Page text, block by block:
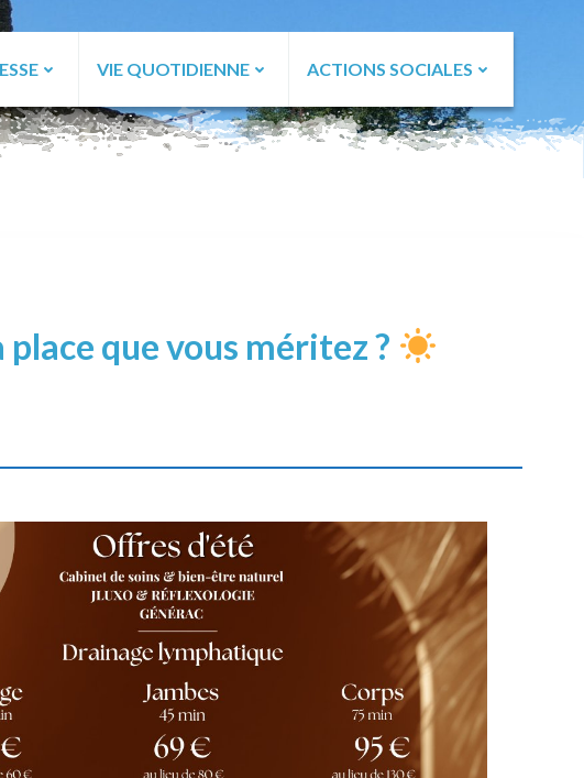
VIE QUOTIDIENNE ACTIONS SOCIALES
que vous méritez ?